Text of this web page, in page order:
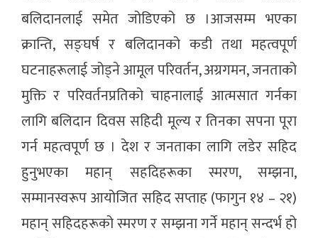
बलिदानलाई समेत जोडिएको छ ।आजसम्म भएका
क्रान्ति, सङ्घर्ष र बलिदानको कडी तथा महत्वपूर्ण
घटनाहरूलाई जोड्ने आमूल परिवर्तन, अग्रगमन, जनताको
मुक्ति र परिवर्तनप्रतिको चाहनालाई आत्मसात गर्नका
लागि बलिदान दिवस सहिदी मूल्य र तिनका सपना पूरा
गर्न महत्वपूर्ण छ । देश र जनताका लागि लडेर सहिद
हुनुभएका महान् सहदिहरूका स्मरण, सम्झना,
सम्मानस्वरूप आयोजित सहिद सप्ताह (फागुन १४ – २१)
महान् सहिदहरूको स्मरण र सम्झना गर्ने महान् सन्दर्भ हो